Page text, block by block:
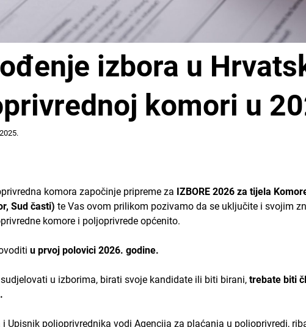
izbora u
komori u
komora započinje pripreme za IZBORE 2026 za tijela
Sud časti) te Vas ovom prilikom pozivamo da se uključite i svojim
komore i poljoprivrede općenito.
u prvoj polovici 2026. godine.
u izborima, birati svoje kandidate ili biti birani, trebate biti
i Upisnik poljoprivrednika vodi Agencija za plaćanja u poljoprivredi,